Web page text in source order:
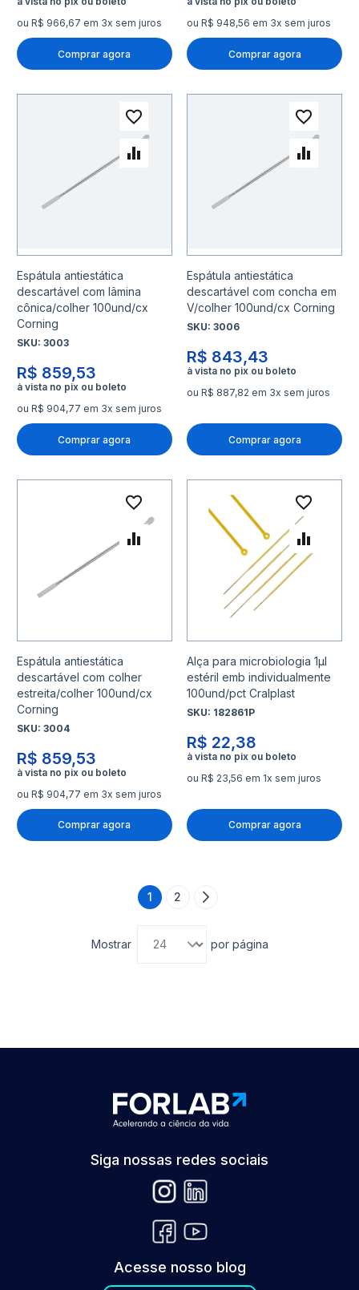
ou R$ 966,67 em 3x sem juros
Comprar agora
ou R$ 948,56 em 3x sem juros
Comprar agora
Espátula antiestática
descartável com lâmina
cônica/colher 100und/cx
Corning
SKU: 3003
R$ 859,53
ou R$ 904,77 em 3x sem juros
Comprar agora
Adicionar à lista de
Adicionar para Comparar
Espátula antiestática
descartável com concha em
V/colher 100und/cx Corning
SKU:3006
R$ 843,43
ou R$ 887,82 em 3x sem juros
Comprar agora
Espátula antiestática
descartável com colher
estreita/colher 100und/cx
Corning
SKU: 3004
R$ 859,53
ou R$ 904,77 em 3x sem juros
Comprar agora
Adicionar à lista de
Adicionar para Comparar
Alça para microbiologia 1µl
estéril emb individualmente
100und/pct Cralplast
SKU: 182861P
R$ 22,38
ou R$ 23,56 em 1x sem juros
Comprar agora
Página
1 Página
2 Página
Próximo
Mostrar por página
Siga nossas redes sociais
Acesse nosso blog